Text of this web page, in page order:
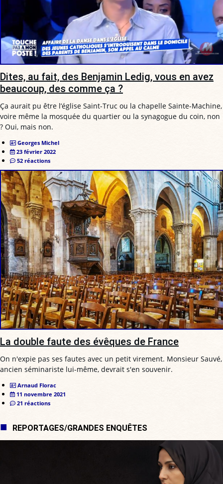
Dites, au fait, des Benjamin Ledig, vous en avez
beaucoup, des comme ça ?
Ça aurait pu être l’église Saint-Truc ou la chapelle Sainte-Machine,
voire même la mosquée du quartier ou la synagogue du coin, non
? Oui, mais non.
Georges Michel
23 février 2022
52 réactions
La double faute des évêques de France
On n'expie pas ses fautes avec un petit virement. Monsieur Sauvé,
ancien séminariste lui-même, devrait s'en souvenir.
Arnaud Florac
11 novembre 2021
21 réactions
REPORTAGES/GRANDES ENQUÊTES